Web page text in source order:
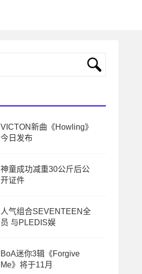
VICTON新曲《Howling》
今日发布
神童成功减重30公斤后公
开证件
人气组合SEVENTEEN全
员 与PLEDIS娱
BoA迷你3辑《Forgive
Me》将于11月